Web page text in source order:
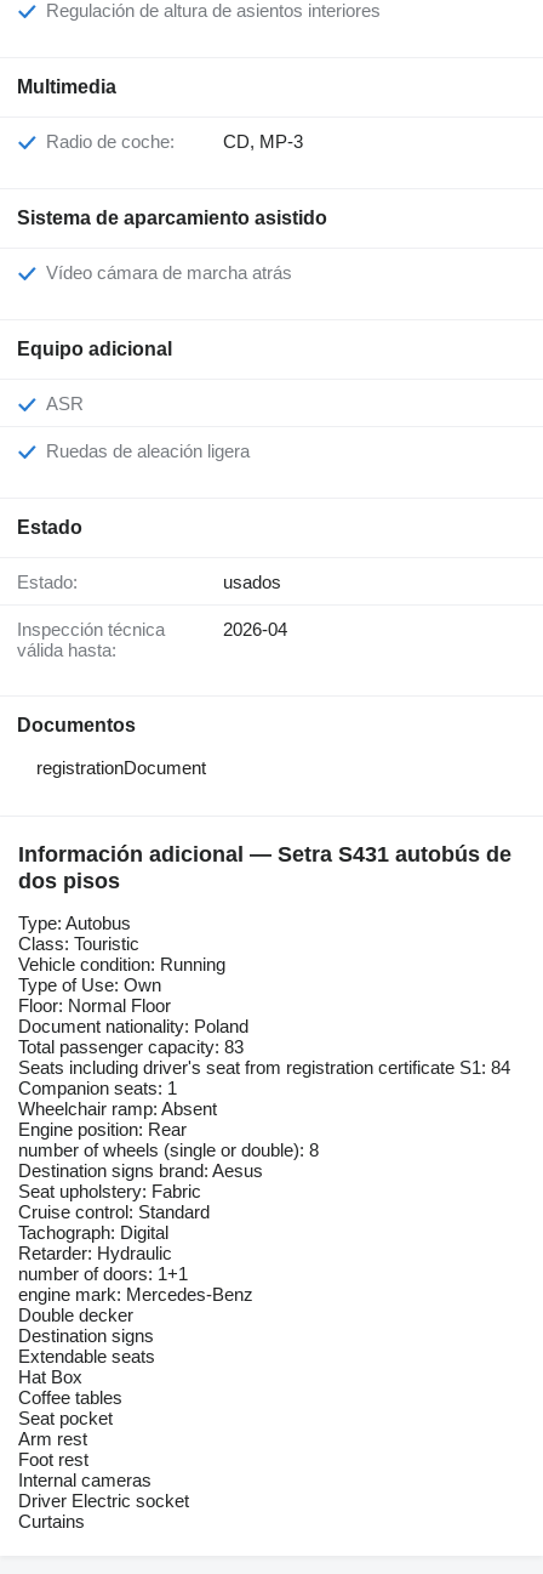
Regulación de altura de asientos interiores
Multimedia
Radio de coche: CD, MP-3
Sistema de aparcamiento asistido
Vídeo cámara de marcha atrás
Equipo adicional
ASR
Ruedas de aleación ligera
Estado
Estado: usados
Inspección técnica
válida hasta:
2026-04
Documentos
registrationDocument
Información adicional — Setra S431 autobús de
dos pisos
Type: Autobus
Class: Touristic
Vehicle condition: Running
Type of Use: Own
Floor: Normal Floor
Document nationality: Poland
Total passenger capacity: 83
Seats including driver's seat from registration certificate S1: 84
Companion seats: 1
Wheelchair ramp: Absent
Engine position: Rear
number of wheels (single or double): 8
Destination signs brand: Aesus
Seat upholstery: Fabric
Cruise control: Standard
Tachograph: Digital
Retarder: Hydraulic
number of doors: 1+1
engine mark: Mercedes-Benz
Double decker
Destination signs
Extendable seats
Hat Box
Coffee tables
Seat pocket
Arm rest
Foot rest
Internal cameras
Driver Electric socket
Curtains